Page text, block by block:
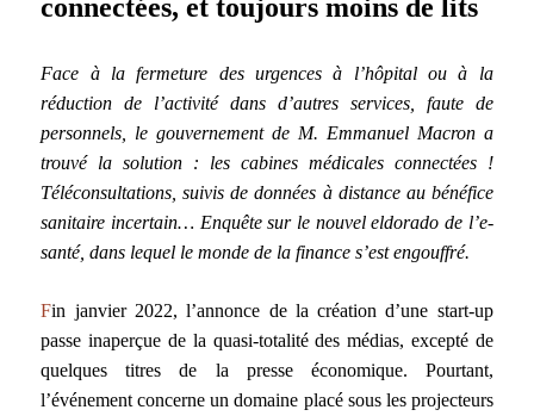
connectées, et toujours moins de lits
Face à la fermeture des urgences à l’hôpital ou à la
réduction de l’activité dans d’autres services, faute de
personnels, le gouvernement de M. Emmanuel Macron a
trouvé la solution : les cabines médicales connectées !
Téléconsultations, suivis de données à distance au bénéfice
sanitaire incertain… Enquête sur le nouvel eldorado de l’e-
santé, dans lequel le monde de la finance s’est engouffré.
Fin janvier 2022, l’annonce de la création d’une start-up
passe inaperçue de la quasi-totalité des médias, excepté de
quelques titres de la presse économique. Pourtant,
l’événement concerne un domaine placé sous les projecteurs